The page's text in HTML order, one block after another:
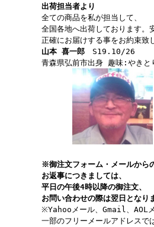
出荷担当者より
全ての商品を私が担当して、
全国各地へ出荷しております。
正確にお届けする事をお約束致
山本 喜一郎 S19.10/26
青森県弘前市出身 趣味:やきと
※御注文フォーム・メールから
お返事につきましては、
平日の午後4時以降の御注文、
お問い合わせの際は翌日となり
※Yahooメール、Gmail、AOL
一部のフリーメールアドレスで